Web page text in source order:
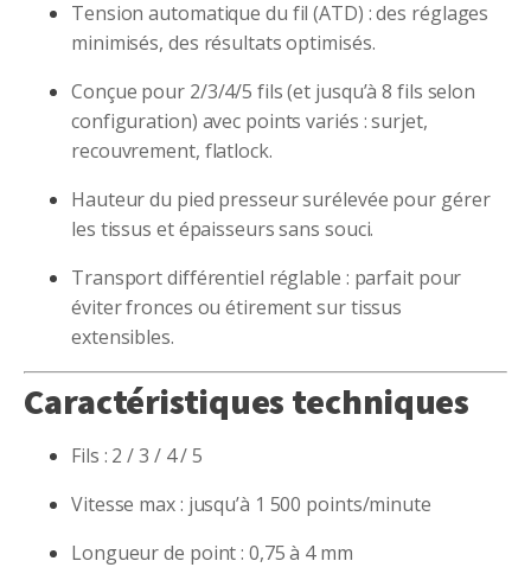
Tension automatique du fil (ATD) : des réglages
minimisés, des résultats optimisés.
Conçue pour 2/3/4/5 fils (et jusqu’à 8 fils selon
configuration) avec points variés : surjet,
recouvrement, flatlock.
Hauteur du pied presseur surélevée pour gérer
les tissus et épaisseurs sans souci.
Transport différentiel réglable : parfait pour
éviter fronces ou étirement sur tissus
extensibles.
Caractéristiques techniques
Fils : 2 / 3 / 4 / 5
Vitesse max : jusqu’à 1 500 points/minute
Longueur de point : 0,75 à 4 mm